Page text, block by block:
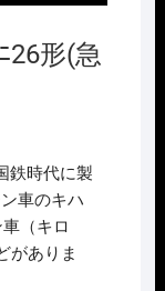
26形(急
鉄時代に製
車のキハ
（キロ
がありま